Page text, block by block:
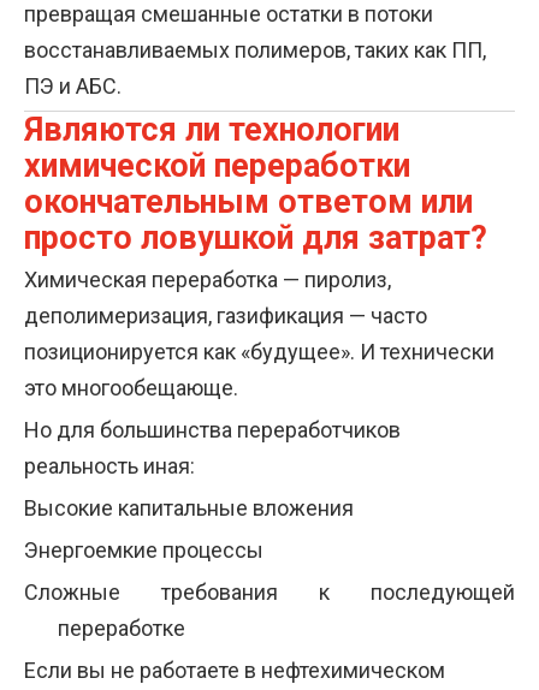
превращая смешанные остатки в потоки
восстанавливаемых полимеров, таких как ПП,
ПЭ и АБС.
Являются ли технологии
химической переработки
окончательным ответом или
просто ловушкой для затрат?
Химическая переработка — пиролиз,
деполимеризация, газификация — часто
позиционируется как «будущее». И технически
это многообещающе.
Но для большинства переработчиков
реальность иная:
Высокие капитальные вложения
Энергоемкие процессы
Сложные требования к последующей
переработке
Если вы не работаете в нефтехимическом